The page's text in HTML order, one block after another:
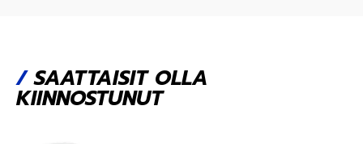
/SAATTAISIT OLLA
KIINNOSTUNUT